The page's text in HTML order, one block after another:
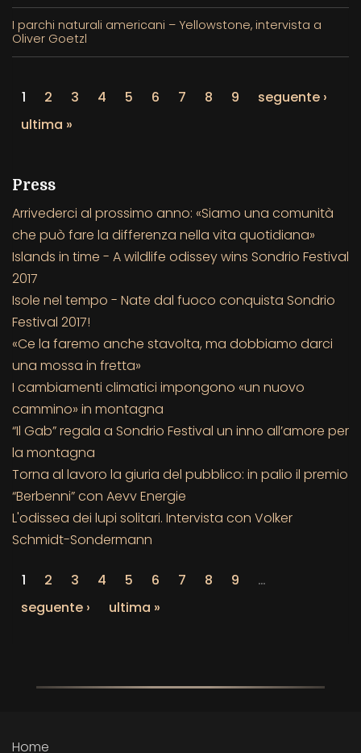
I parchi naturali americani – Yellowstone, intervista a
Oliver Goetzl
1 2 3 4 5 6 7 8 9
seguente ›
ultima »
Press
Arrivederci al prossimo anno: «Siamo una comunità
che può fare la differenza nella vita quotidiana»
Islands in time - A wildlife odissey wins Sondrio Festival
2017
Isole nel tempo - Nate dal fuoco conquista Sondrio
Festival 2017!
«Ce la faremo anche stavolta, ma dobbiamo darci
una mossa in fretta»
I cambiamenti climatici impongono «un nuovo
cammino» in montagna
“Il Gab” regala a Sondrio Festival un inno all’amore per
la montagna
Torna al lavoro la giuria del pubblico: in palio il premio
“Berbenni” con Aevv Energie
L'odissea dei lupi solitari. Intervista con Volker
Schmidt-Sondermann
1 2 3 4 5 6 7 8 9
…
seguente ›
ultima »
Home